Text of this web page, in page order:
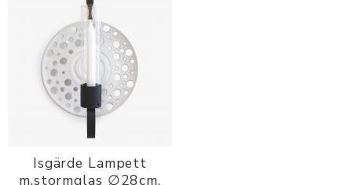
Isgärde Lampett
m.stormglas ∅28cm,